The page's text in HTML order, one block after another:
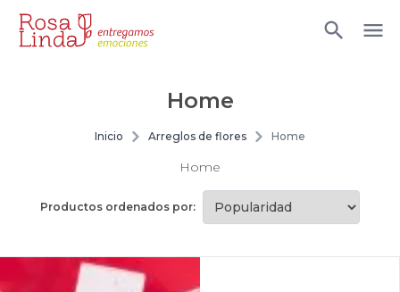
Home
Inicio Arreglos de flores Home
Home
Productos ordenados por: